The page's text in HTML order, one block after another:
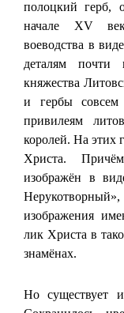
полоцкий герб,
начале XV
воеводства в
деталям почти
княжества
и гербы
привилеям
королей. На этих
Христа.
изображён в
изображения
лик Христа в
знамёнах.
Но существует